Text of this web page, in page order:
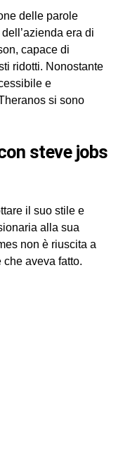
delle parole
dell’azienda era di
capace di
ridotti. Nonostante
e
si sono
steve jobs
il suo stile e
alla sua
non è riuscita a
aveva fatto.